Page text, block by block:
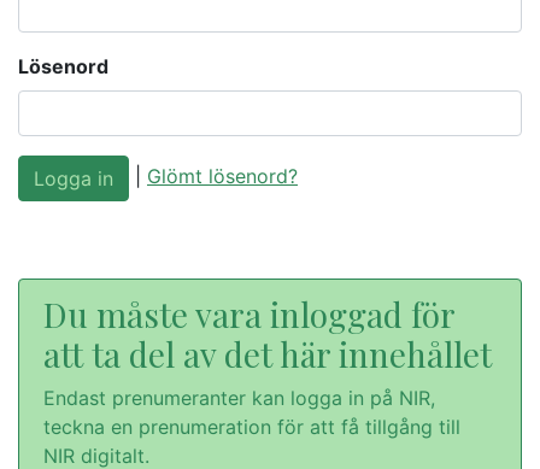
Lösenord
Glömt lösenord?
Du måste vara inloggad för
att ta del av det här innehållet
Endast prenumeranter kan logga in på NIR,
teckna en prenumeration för att få tillgång till
NIR digitalt.